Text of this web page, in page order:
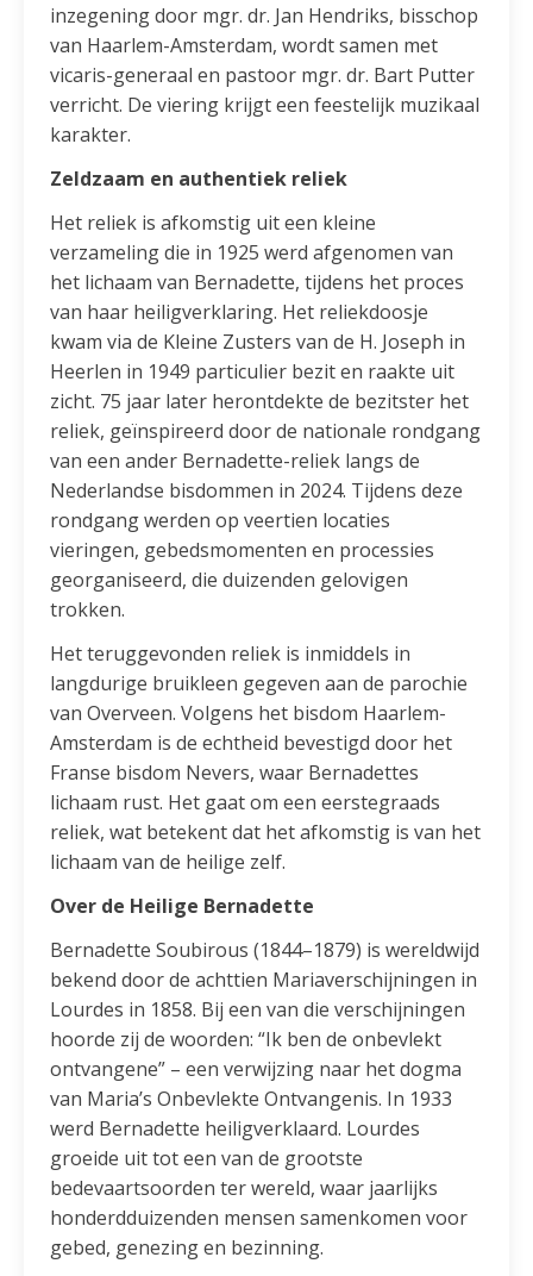
inzegening door mgr. dr. Jan Hendriks, bisschop
van Haarlem-Amsterdam, wordt samen met
vicaris-generaal en pastoor mgr. dr. Bart Putter
verricht. De viering krijgt een feestelijk muzikaal
karakter.
Zeldzaam en authentiek reliek
Het reliek is afkomstig uit een kleine
verzameling die in 1925 werd afgenomen van
het lichaam van Bernadette, tijdens het proces
van haar heiligverklaring. Het reliekdoosje
kwam via de Kleine Zusters van de H. Joseph in
Heerlen in 1949 particulier bezit en raakte uit
zicht. 75 jaar later herontdekte de bezitster het
reliek, geïnspireerd door de nationale rondgang
van een ander Bernadette-reliek langs de
Nederlandse bisdommen in 2024. Tijdens deze
rondgang werden op veertien locaties
vieringen, gebedsmomenten en processies
georganiseerd, die duizenden gelovigen
trokken.
Het teruggevonden reliek is inmiddels in
langdurige bruikleen gegeven aan de parochie
van Overveen. Volgens het bisdom Haarlem-
Amsterdam is de echtheid bevestigd door het
Franse bisdom Nevers, waar Bernadettes
lichaam rust. Het gaat om een eerstegraads
reliek, wat betekent dat het afkomstig is van het
lichaam van de heilige zelf.
Over de Heilige Bernadette
Bernadette Soubirous (1844–1879) is wereldwijd
bekend door de achttien Mariaverschijningen in
Lourdes in 1858. Bij een van die verschijningen
hoorde zij de woorden: “Ik ben de onbevlekt
ontvangene” – een verwijzing naar het dogma
van Maria’s Onbevlekte Ontvangenis. In 1933
werd Bernadette heiligverklaard. Lourdes
groeide uit tot een van de grootste
bedevaartsoorden ter wereld, waar jaarlijks
honderdduizenden mensen samenkomen voor
gebed, genezing en bezinning.